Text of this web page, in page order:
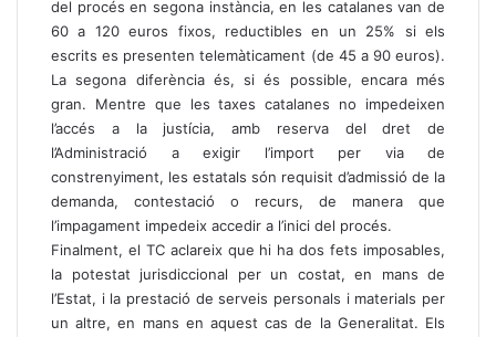
del procés en segona instància, en les catalanes van de
60 a 120 euros fixos, reductibles en un 25% si els
escrits es presenten telemàticament (de 45 a 90 euros).
La segona diferència és, si és possible, encara més
gran. Mentre que les taxes catalanes no impedeixen
l’accés a la justícia, amb reserva del dret de
l’Administració a exigir l’import per via de
constrenyiment, les estatals són requisit d’admissió de la
demanda, contestació o recurs, de manera que
l’impagament impedeix accedir a l’inici del procés.
Finalment, el TC aclareix que hi ha dos fets imposables,
la potestat jurisdiccional per un costat, en mans de
l’Estat, i la prestació de serveis personals i materials per
un altre, en mans en aquest cas de la Generalitat. Els